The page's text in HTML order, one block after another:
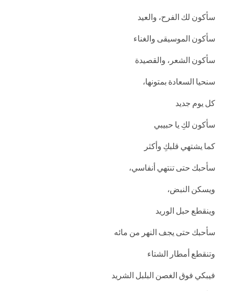
سأكون لك الفرح، والعيد
سأكون الموسيقى والغناء
سأكون الشعر، والقصيدة
سنحيا السعادة بمتونها،
كل يوم جديد
سأكون لكِ يا حبيبي
كما يشتهي قلبكِ وأكثر
سأحبك حتى تنتهي أنفاسي،
ويسكن النبض،
وينقطع حبل الوريد
سأحبك حتى يجف النهر من مائه
وتنقطع أمطار الشتاء
فيبكي فوق الغصن البلبل الشريد